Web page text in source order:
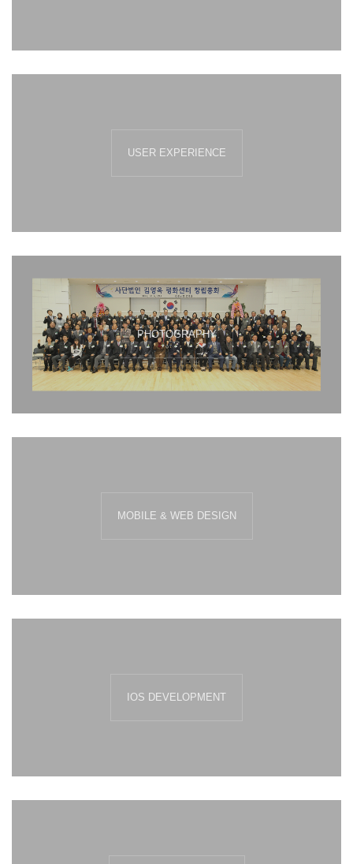
USER EXPERIENCE
PHOTOGRAPHY
MOBILE & WEB DESIGN
IOS DEVELOPMENT